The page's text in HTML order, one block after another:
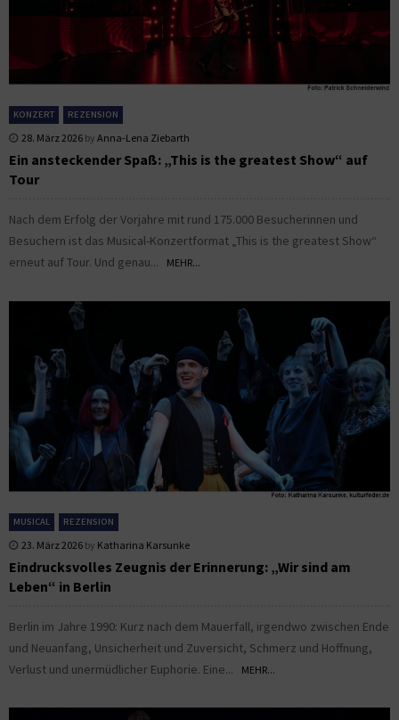
KONZERT REZENSION
28. März 2026 by Anna-Lena Ziebarth
Ein ansteckender Spaß: „This is the greatest Show“ auf
Tour
Nach dem Erfolg der Vorjahre mit rund 175.000 Besucherinnen und
Besuchern ist das Musical-Konzertformat „This is the greatest Show“
erneut auf Tour. Und genau...
MEHR...
MUSICAL REZENSION
23. März 2026 by Katharina Karsunke
Eindrucksvolles Zeugnis der Erinnerung: „Wir sind am
Leben“ in Berlin
Berlin im Jahre 1990: Kurz nach dem Mauerfall, irgendwo zwischen Ende
und Neuanfang, Unsicherheit und Zuversicht, Schmerz und Hoffnung,
Verlust und unermüdlicher Euphorie. Eine...
MEHR...